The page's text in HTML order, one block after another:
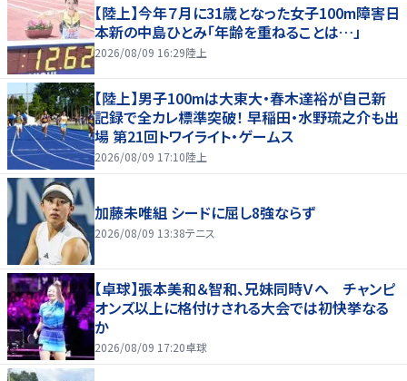
【陸上】今年７月に31歳となった女子100m障害日
本新の中島ひとみ「年齢を重ねることは…」
2026/08/09 16:29陸上
【陸上】男子100mは大東大・春木達裕が自己新
記録で全カレ標準突破！ 早稲田・水野琉之介も出
場 第21回トワイライト・ゲームス
2026/08/09 17:10陸上
加藤未唯組 シードに屈し8強ならず
2026/08/09 13:38テニス
【卓球】張本美和＆智和、兄妹同時Ｖへ チャンピ
オンズ以上に格付けされる大会では初快挙なる
か
2026/08/09 17:20卓球